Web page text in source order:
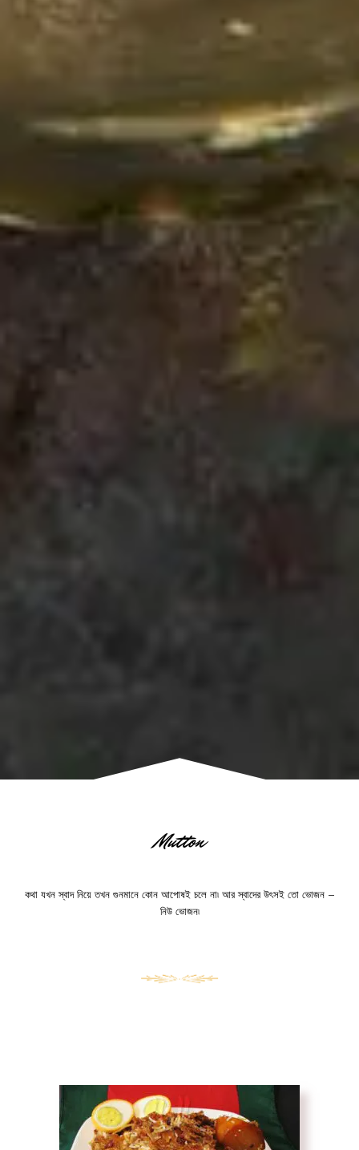
Mutton
কথা যখন স্বাদ নিয়ে তখন গুনমানে কোন আপোষই চলে না৷ আর স্বাদের উৎসই তো ভোজন –
নিউ ভোজন৷